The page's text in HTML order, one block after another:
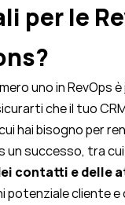
per le
uno in RevOps è
che il tuo
hai bisogno per
un successo, tra
contatti e delle
potenziale cliente e